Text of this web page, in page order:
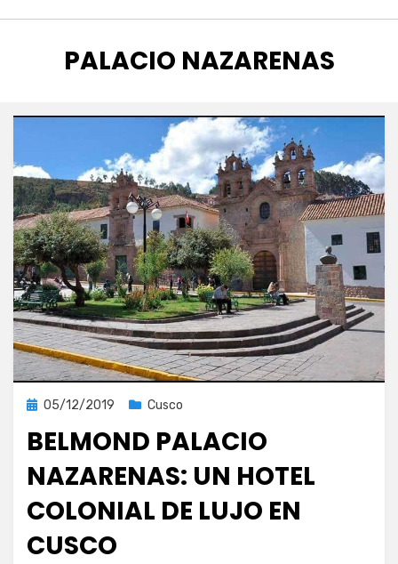
ETIQUETA
:
PALACIO NAZARENAS
Publicada
05/12/2019 Cusco
BELMOND PALACIO
NAZARENAS: UN HOTEL
COLONIAL DE LUJO EN
CUSCO